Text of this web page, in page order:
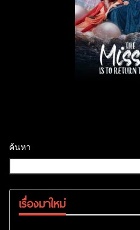
ค้นหา
เรื่องมาใหม่